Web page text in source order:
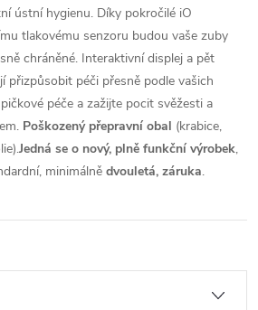
ústní hygienu. Díky pokročilé iO
tlakovému senzoru budou vaše zuby
chráněné. Interaktivní displej a pět
přizpůsobit péči přesně podle vašich
péče a zažijte pocit svěžesti a
Poškozený přepravní obal (krabice,
Jedná se o nový, plně funkční výrobek,
minimálně dvouletá, záruka.